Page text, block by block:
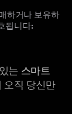
하거나 보유하
됩니다:
는 스마트
오직 당신만